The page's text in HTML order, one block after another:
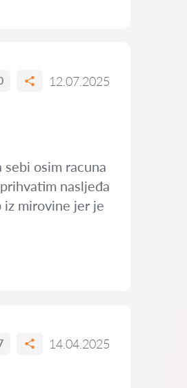
12.07.2025
osim racuna
nasljeđa
iz mirovine jer je
14.04.2025